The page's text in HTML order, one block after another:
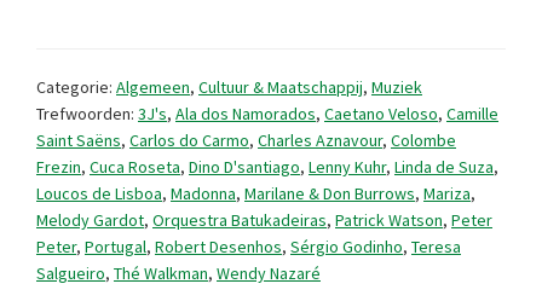
tot
Madonna
Categorie: Algemeen, Cultuur & Maatschappij, Muziek
Trefwoorden: 3J's, Ala dos Namorados, Caetano Veloso, Camille
Saint Saëns, Carlos do Carmo, Charles Aznavour, Colombe
Frezin, Cuca Roseta, Dino D'santiago, Lenny Kuhr, Linda de Suza,
Loucos de Lisboa, Madonna, Marilane & Don Burrows, Mariza,
Melody Gardot, Orquestra Batukadeiras, Patrick Watson, Peter
Peter, Portugal, Robert Desenhos, Sérgio Godinho, Teresa
Salgueiro, Thé Walkman, Wendy Nazaré